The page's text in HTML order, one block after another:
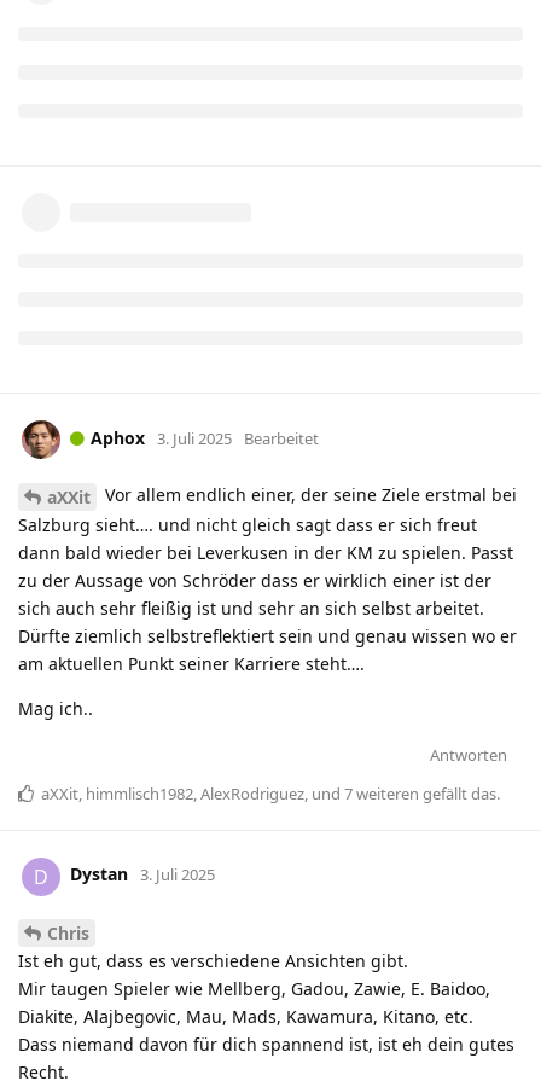
Aphox 3. Juli 2025 Bearbeitet
aXXit
Vor allem endlich einer, der seine Ziele erstmal bei
Salzburg sieht…. und nicht gleich sagt dass er sich freut
dann bald wieder bei Leverkusen in der KM zu spielen. Passt
zu der Aussage von Schröder dass er wirklich einer ist der
sich auch sehr fleißig ist und sehr an sich selbst arbeitet.
Dürfte ziemlich selbstreflektiert sein und genau wissen wo er
am aktuellen Punkt seiner Karriere steht….
Mag ich..
Antworten
aXXit himmlisch1982 AlexRodriguez , und 7weiteren gefällt das.
D Dystan 3. Juli 2025
Chris
Ist eh gut, dass es verschiedene Ansichten gibt.
Mir taugen Spieler wie Mellberg, Gadou, Zawie, E. Baidoo,
Diakite, Alajbegovic, Mau, Mads, Kawamura, Kitano, etc.
Dass niemand davon für dich spannend ist, ist eh dein gutes
Recht.